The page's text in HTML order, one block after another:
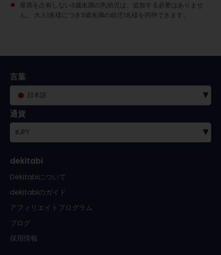
座席を占有しない3歳未満の乳幼児は、追加する必要はありませ
ん。
大人1名様につき3歳未満の幼児1名様を同伴できます。
言葉
日本語 ▾
通貨
¥JPY ▾
dekitabi
Dekitabiについて
dekitabiのガイド
アフィリエイトプログラム
ブログ
採用情報